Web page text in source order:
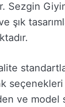
Sezgin
şık
seçenekleri
ve model